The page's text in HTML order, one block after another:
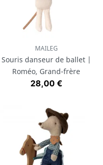
MAILEG
Souris danseur de ballet |
Roméo, Grand-frère
Prix
28,00 €